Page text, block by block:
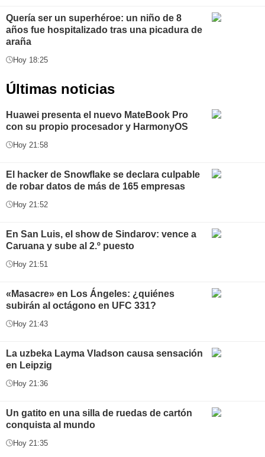
Quería ser un superhéroe: un niño de 8
años fue hospitalizado tras una picadura de
araña
Hoy 18:25
Últimas noticias
Huawei presenta el nuevo MateBook Pro
con su propio procesador y HarmonyOS
Hoy 21:58
El hacker de Snowflake se declara culpable
de robar datos de más de 165 empresas
Hoy 21:52
En San Luis, el show de Sindarov: vence a
Caruana y sube al 2.º puesto
Hoy 21:51
«Masacre» en Los Ángeles: ¿quiénes
subirán al octágono en UFC 331?
Hoy 21:43
La uzbeka Layma Vladson causa sensación
en Leipzig
Hoy 21:36
Un gatito en una silla de ruedas de cartón
conquista al mundo
Hoy 21:35